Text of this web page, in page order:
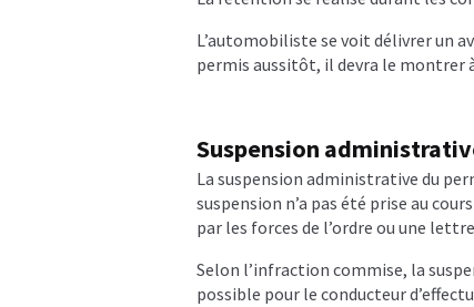
L’automobiliste se voit délivrer un
permis aussitôt, il devra le montrer
Suspension
La suspension administrative du
suspension n’a pas été prise au
par les forces de l’ordre ou une
Selon l’infraction commise, la
possible pour le conducteur